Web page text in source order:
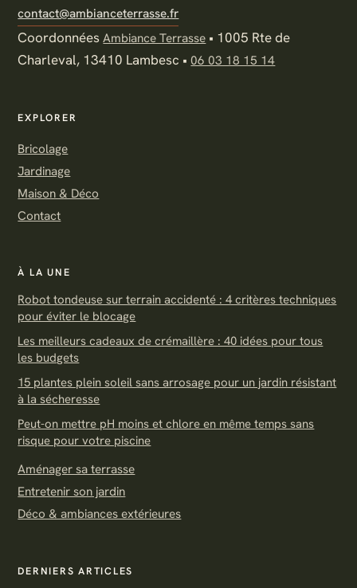
contact@ambianceterrasse.fr
Coordonnées Ambiance Terrasse • 1005 Rte de
Charleval, 13410 Lambesc •06 03 18 15 14
EXPLORER
Bricolage
Jardinage
Maison & Déco
Contact
À LA UNE
Robot tondeuse sur terrain accidenté : 4 critères techniques
pour éviter le blocage
Les meilleurs cadeaux de crémaillère : 40 idées pour tous
les budgets
15 plantes plein soleil sans arrosage pour un jardin résistant
à la sécheresse
Peut-on mettre pH moins et chlore en même temps sans
risque pour votre piscine
Aménager sa terrasse
Entretenir son jardin
Déco & ambiances extérieures
DERNIERS ARTICLES